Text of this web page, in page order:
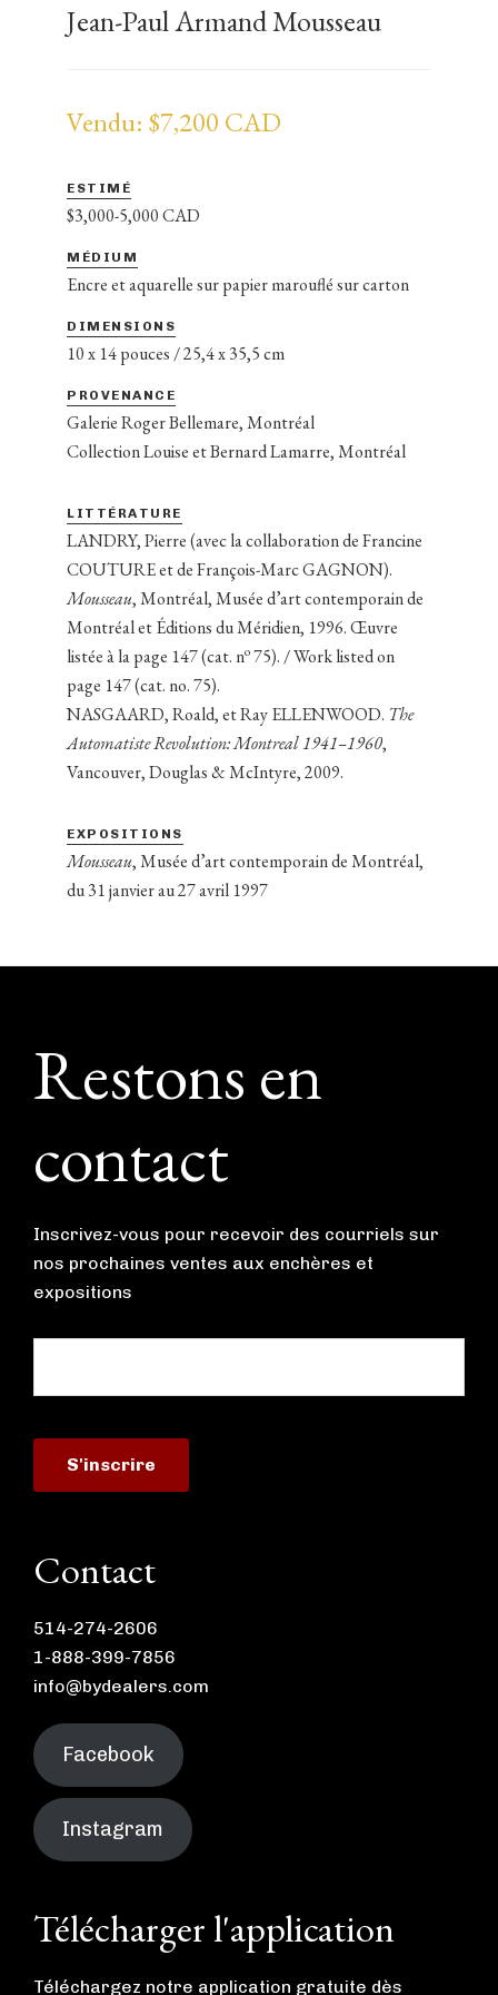
Jean-Paul Armand Mousseau
Vendu: $7,200 CAD
ESTIMÉ
$3,000-5,000 CAD
MÉDIUM
Encre et aquarelle sur papier marouflé sur carton
DIMENSIONS
10 x 14 pouces / 25,4 x 35,5 cm
PROVENANCE
Galerie Roger Bellemare, Montréal
Collection Louise et Bernard Lamarre, Montréal
LITTÉRATURE
LANDRY, Pierre (avec la collaboration de Francine
COUTURE et de François-Marc GAGNON).
Mousseau, Montréal, Musée d’art contemporain de
Montréal et Éditions du Méridien, 1996. Œuvre
listée à la page 147 (cat. no75). / Work listed on
page 147 (cat. no. 75).
NASGAARD, Roald, et Ray ELLENWOOD. The
Automatiste Revolution: Montreal 1941–1960,
Vancouver, Douglas & McIntyre, 2009.
EXPOSITIONS
Mousseau, Musée d’art contemporain de Montréal,
du 31 janvier au 27 avril 1997
Footer
Restons en
contact
Inscrivez-vous pour recevoir des courriels sur
nos prochaines ventes aux enchères et
expositions
Contact
514-274-2606
1-888-399-7856
info@bydealers.com
Facebook
Instagram
Télécharger l'application
Téléchargez notre application gratuite dès